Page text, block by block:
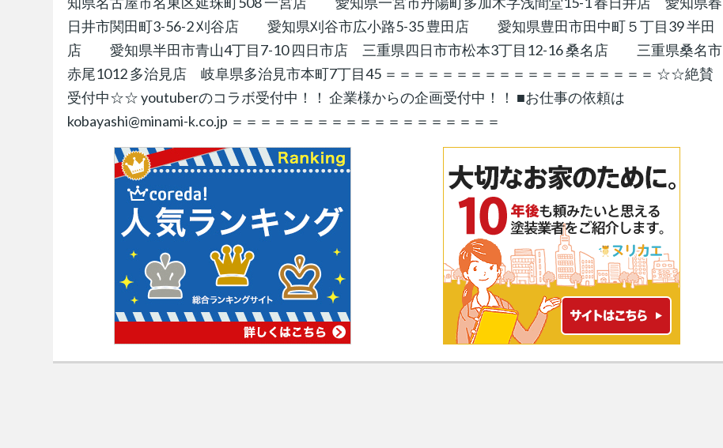
日井市関田町3-56-2 刈谷店 愛知県刈谷市広小路5-35 豊田店 愛知県豊田市田中町５丁目39 半田
店 愛知県半田市青山4丁目7-10 四日市店 三重県四日市市松本3丁目12-16 桑名店 三重県桑名市
赤尾1012 多治見店 岐阜県多治見市本町7丁目45 ＝＝＝＝＝＝＝＝＝＝＝＝＝＝＝＝＝＝＝ ☆☆絶賛
受付中☆☆ youtuberのコラボ受付中！！ 企業様からの企画受付中！！ ■お仕事の依頼は
kobayashi@minami-k.co.jp ＝＝＝＝＝＝＝＝＝＝＝＝＝＝＝＝＝＝＝